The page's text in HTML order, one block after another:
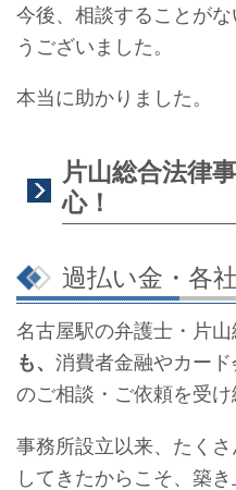
今後、相談することが
うございました。
本当に助かりました。
片山総合法律
心！
過払い金・各
名古屋駅の弁護士・片山
も、 消費者金融やカー
のご相談・ご依頼を受け
事務所設立以来、たく
してきたからこそ、築